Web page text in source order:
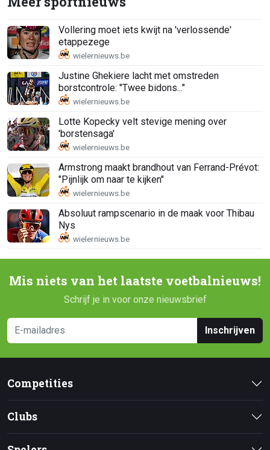
Vollering moet iets kwijt na 'verlossende'
etappezege
Justine Ghekiere lacht met omstreden
borstcontrole: "Twee bidons..."
Lotte Kopecky velt stevige mening over
'borstensaga'
Armstrong maakt brandhout van Ferrand-Prévot:
"Pijnlijk om naar te kijken"
Absoluut rampscenario in de maak voor Thibau
Nys
Mis niets van het laatste voetbalnieuws!
Schrijf je in voor onze nieuwsbrief
Inschrijven
Competities
Clubs